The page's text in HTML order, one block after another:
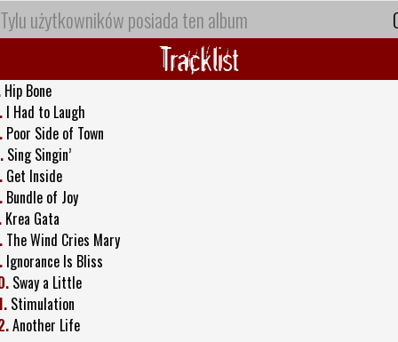
Tylu użytkowników posiada ten album
Tracklist
Hip Bone
I Had to Laugh
Poor Side of Town
Sing Singin’
Get Inside
Bundle of Joy
Krea Gata
The Wind Cries Mary
Ignorance Is Bliss
Sway a Little
Stimulation
Another Life